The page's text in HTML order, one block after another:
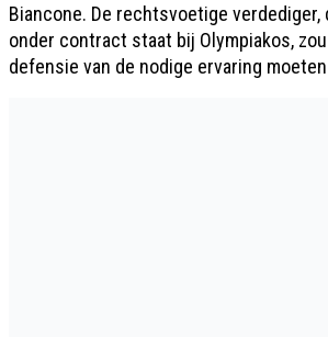
Biancone. De rechtsvoetige verdediger,
onder contract staat bij Olympiakos,
defensie van de nodige ervaring